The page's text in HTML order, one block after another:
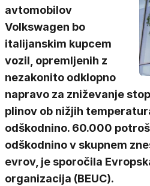
avtomobilov
Volkswagen bo
italijanskim kupcem
vozil, opremljenih z
nezakonito odklopno
napravo za zniževanje
plinov ob nižjih
odškodnino. 60.000
odškodnino v skupnem
evrov, je sporočila
organizacija (BEUC).